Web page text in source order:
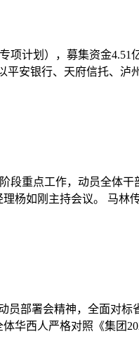
计划），募集资金
安银行、天府信托、
重点工作，动员全体
杨如刚主持会议。 马
部署会精神，全面对
华西人严格对照《集团